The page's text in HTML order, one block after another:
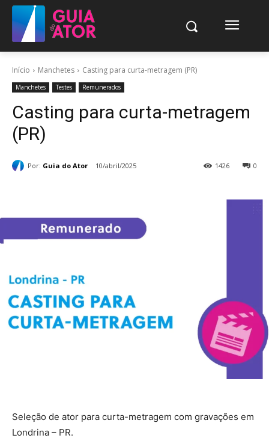
Início Manchetes Casting para curta-metragem (PR)
Manchetes Testes Remunerados
Casting para curta-metragem
(PR)
Por: Guia do Ator 10/abril/2025 0
1426
Seleção de ator para curta-metragem com gravações em
Londrina – PR.